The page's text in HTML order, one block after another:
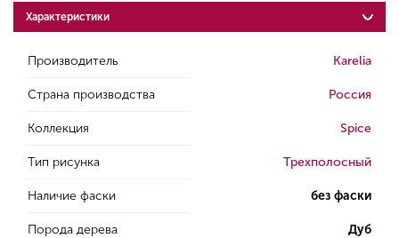
Характеристики
Производитель Karelia
Страна производства Россия
Коллекция Spice
Тип рисунка Трехполосный
Наличие фаски без фаски
Порода дерева Дуб